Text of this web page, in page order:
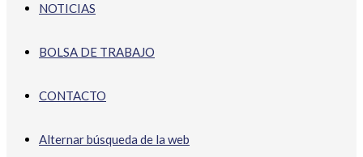
NOTICIAS
BOLSA DE TRABAJO
CONTACTO
Alternar búsqueda de la web